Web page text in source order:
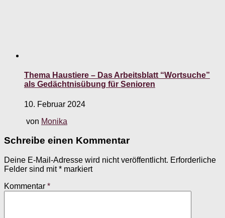
Thema Haustiere – Das Arbeitsblatt “Wortsuche”
als Gedächtnisübung für Senioren
10. Februar 2024
von Monika
Schreibe einen Kommentar
Deine E-Mail-Adresse wird nicht veröffentlicht. Erforderliche
Felder sind mit* markiert
Kommentar *